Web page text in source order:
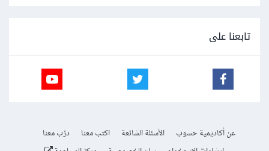
تابعنا على
عن أكاديمية حسوب الأسئلة الشائعة اكتب معنا
درّب معنا